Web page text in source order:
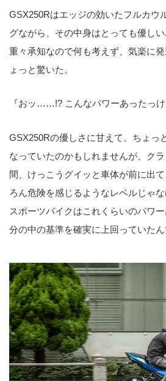
GSX250Rはエッジの効いたフルカウ
グながら、その中身はとっても優し
重々承知なので何も考えず、気楽に
ょっと驚いた。
『おッ……!? こんなパワーあったっけ
GSX250Rの優しさに甘えて、ちょっ
なっていたのかもしれませんが、ク
間、けっこうグイッと車体が前に出
ろん危険を感じるようなレベルじゃ
スポーツバイクはこれくらいのパワ
分の中の基準を確実に上回っていたん